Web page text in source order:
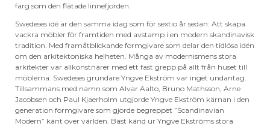
färg som den flätade linnefjorden.
Swedeses idé är den samma idag som för sextio år sedan: Att skapa
vackra möbler för framtiden med avstamp i en modern skandinavisk
tradition. Med framåtblickande formgivare som delar den tidlösa idén
om den arkitektoniska helheten. Många av modernismens stora
arkitekter var allkonstnärer med ett fast grepp på allt från huset till
möblerna. Swedeses grundare Yngve Ekström var inget undantag.
Tillsammans med namn som Alvar Aalto, Bruno Mathsson, Arne
Jacobsen och Paul Kjaerholm utgjorde Yngve Ekström kärnan i den
generation formgivare som gjorde begreppet ”Scandinavian
Modern” känt över världen. Bäst känd ur Yngve Ekströms stora